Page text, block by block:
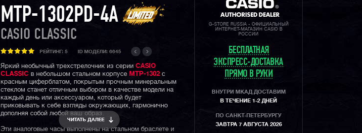
MTP-1302PD-4A
CASIO CLASSIC
РЕЙТИНГ: 5 ID МОДЕЛИ: 6645
Яркий необычный трехстрелочник из серии CASIO
CLASSIC в небольшом стальном корпусе MTP-1302 с
красным циферблатом, покрытым прочным минеральным
стеклом станет отличным выбором в качестве модели на
каждый день или аксессуаром, который будет
приковывать к себе взгляды окружающих, гармонично
дополняя собой любой ваш образ.
Эти аналоговые часы выполнены на стальном браслете и
ЧИТАТЬ ДАЛЕЕ
G-STORE RUSSIA - ОФИЦИАЛЬНЫЙ
ИНТЕРНЕТ-МАГАЗИН CASIO В
РОССИИ
БЕСПЛАТНАЯ
ЭКСПРЕСС-ДОСТАВКА
ПРЯМО В РУКИ
ВНУТРИ МКАД ДОСТАВИМ
В ТЕЧЕНИЕ 1-2 ДНЕЙ
ПО САНКТ-ПЕТЕРБУРГУ
ЗАВТРА 7 АВГУСТА 2026